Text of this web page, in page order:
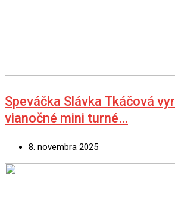
Speváčka Slávka Tkáčová
vianočné mini turné…
8. novembra 2025